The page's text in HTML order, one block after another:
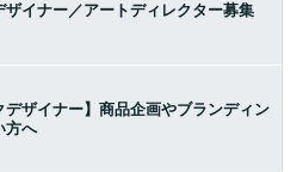
ザイナー／アートディレクター募集
デザイナー】商品企画やブランディン
方へ